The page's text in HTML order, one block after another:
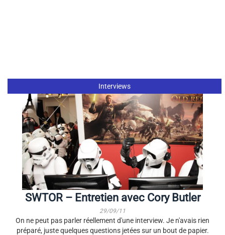
Interviews
SWTOR – Entretien avec Cory Butler
29/09/11
On ne peut pas parler réellement d'une interview. Je n'avais rien
préparé, juste quelques questions jetées sur un bout de papier.